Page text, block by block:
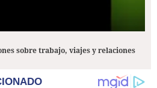
sobre trabajo, viajes y relaciones